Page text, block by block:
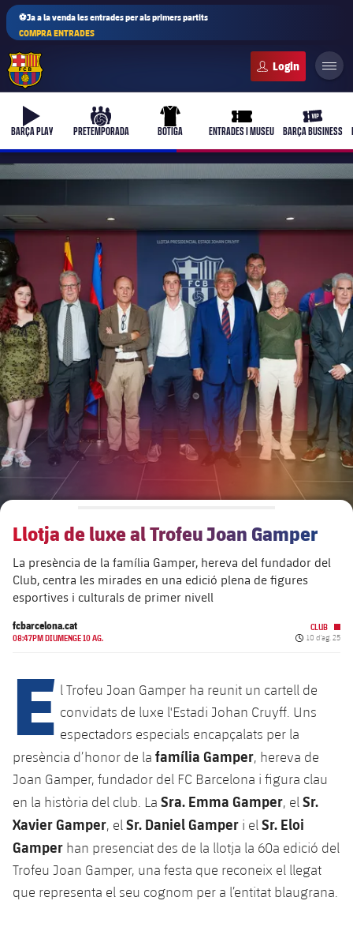
⚽Ja a la venda les entrades per als primers partits
COMPRA ENTRADES
b-play
BARÇA PLAY
culers-ball
PRETEMPORADA
uniform
BOTIGA
ticket-full
ENTRADES I MUSEU
ticket-
BARÇA BUSINESS
PLUSICON
MÉS
Primer equip
Femení
plusicon
més
Actualitat
Calendari
Entrades
Resultats
Classificació
Jugadores
Palmarès
Fotos
Jugadores històriques
Barça Atlètic
plusicon
més
Actualitat
Calendari
Entrades
Resultats
Classificació
Jugadors
Barça Legends
plusicon
més
Contacte
Jugadors
Partits
Notícies
Sobre Nosaltres
Formatiu masculí
plusicon
més
Actualitat
Fotos
Juvenil A
Juvenil B
SUB16
SUB14
SUB13
SUB12
SUB11 A
SUB11 B
SUB10 A
Formatiu femení
plusicon
més
Fotos
Femení B
Femení C
SUB14 B
SUB13 B
SUB12 C
SUB11 C
Campus Estiu
PLUSICON
MÉS
Primer Equip
plusicon
més
Calendari
Entrades
Gameday Shows
Resultats
Classificacions
Base
Barça Atlètic
Junior
Cadet A
Cadet B
Campus Estiu
PLUSICON
Primer Equip
plusicon
més
Actualitat
Calendari
Barça Atlètic
plusicon
més
plusicon
més
Llotja de luxe al Trofeu Joan Gamper
La presència de la família Gamper, hereva del fundador del
Club, centra les mirades en una edició plena de figures
esportives i culturals de primer nivell
fcbarcelona.cat
08:47PM DIUMENGE 10 AG.
CLUB
Data de
10 d’ag. 25
E l Trofeu Joan Gamper ha reunit un cartell de
convidats de luxe l'Estadi Johan Cruyff. Uns
espectadors especials encapçalats per la
presència d’honor de la família Gamper, hereva de
Joan Gamper, fundador del FC Barcelona i figura clau
en la història del club. La Sra. Emma Gamper, el Sr.
Xavier Gamper, el Sr. Daniel Gamper i el Sr. Eloi
Gamper han presenciat des de la llotja la 60a edició del
Trofeu Joan Gamper, una festa que reconeix el llegat
que representa el seu cognom per a l’entitat blaugrana.